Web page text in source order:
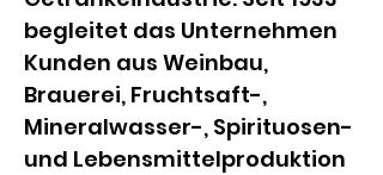
begleitet das Unternehmen
Kunden aus Weinbau,
Brauerei, Fruchtsaft-,
Mineralwasser-, Spirituosen-
und Lebensmittelproduktion